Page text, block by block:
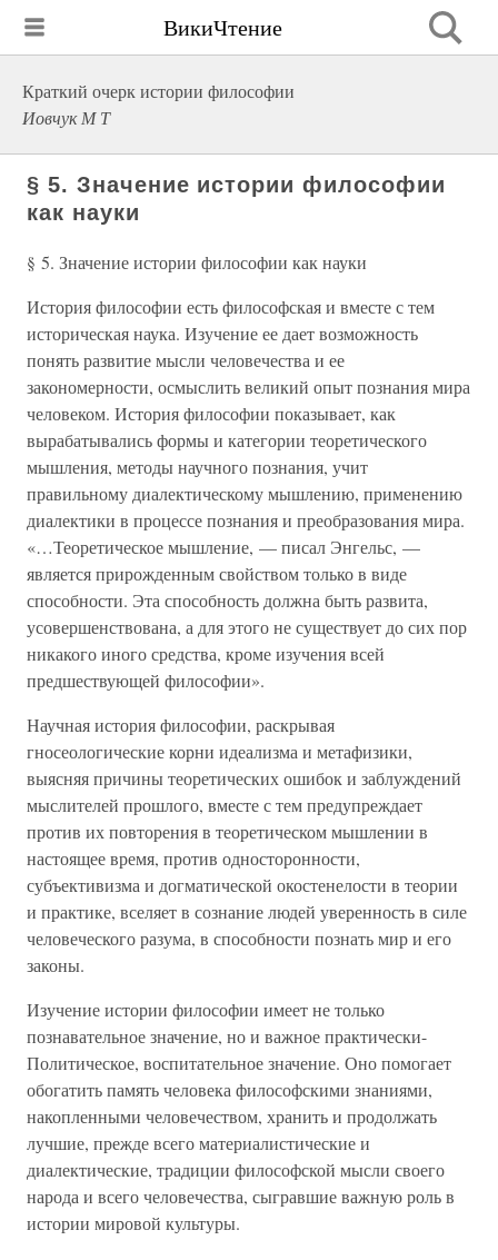
ВикиЧтение
Краткий очерк истории философии
Иовчук М Т
§ 5. Значение истории философии
как науки
§ 5. Значение истории философии как науки
История философии есть философская и вместе с тем
историческая наука. Изучение ее дает возможность
понять развитие мысли человечества и ее
закономерности, осмыслить великий опыт познания мира
человеком. История философии показывает, как
вырабатывались формы и категории теоретического
мышления, методы научного познания, учит
правильному диалектическому мышлению, применению
диалектики в процессе познания и преобразования мира.
«…Теоретическое мышление, — писал Энгельс, —
является прирожденным свойством только в виде
способности. Эта способность должна быть развита,
усовершенствована, а для этого не существует до сих пор
никакого иного средства, кроме изучения всей
предшествующей философии».
Научная история философии, раскрывая
гносеологические корни идеализма и метафизики,
выясняя причины теоретических ошибок и заблуждений
мыслителей прошлого, вместе с тем предупреждает
против их повторения в теоретическом мышлении в
настоящее время, против односторонности,
субъективизма и догматической окостенелости в теории
и практике, вселяет в сознание людей уверенность в силе
человеческого разума, в способности познать мир и его
законы.
Изучение истории философии имеет не только
познавательное значение, но и важное практически-
Политическое, воспитательное значение. Оно помогает
обогатить память человека философскими знаниями,
накопленными человечеством, хранить и продолжать
лучшие, прежде всего материалистические и
диалектические, традиции философской мысли своего
народа и всего человечества, сыгравшие важную роль в
истории мировой культуры.